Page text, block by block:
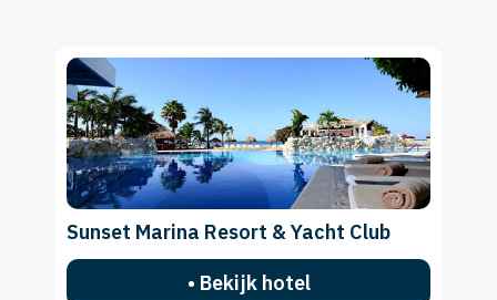
Sunset Marina Resort & Yacht Club
• Bekijk hotel